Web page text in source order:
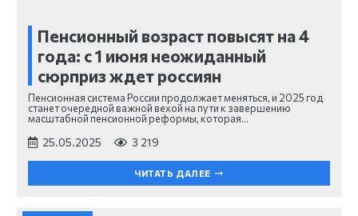
Пенсионный возраст повысят на 4
года: с 1 июня неожиданный
сюрприз ждет россиян
Пенсионная система России продолжает меняться, и 2025 год
станет очередной важной вехой на пути к завершению
масштабной пенсионной реформы, которая…
25.05.2025 3 219
ЧИТАТЬ ДАЛЕЕ